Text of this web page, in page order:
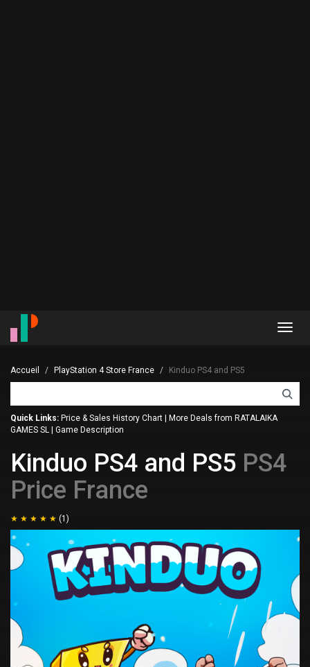
Accueil PlayStation 4 Store France Kinduo PS4 and PS5
Quick Links: Price & Sales History Chart
More Deals from RATALAIKA
GAMES SL
Game Description
Kinduo PS4 and PS5 PS4
Price France
(1)